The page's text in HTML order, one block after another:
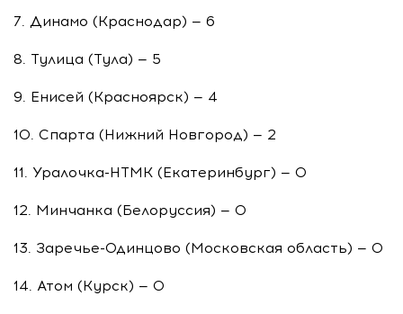
7. Динамо (Краснодар) — 6
8. Тулица (Тула) — 5
9. Енисей (Красноярск) — 4
10. Спарта (Нижний Новгород) — 2
11. Уралочка-НТМК (Екатеринбург) — 0
12. Минчанка (Белоруссия) — 0
13. Заречье-Одинцово (Московская область) — 0
14. Атом (Курск) — 0